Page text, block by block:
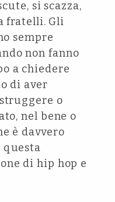
si scazza,
fratelli. Gli
sempre
non fanno
a chiedere
di aver
o
nel bene o
è davvero
questa
di hip hop e